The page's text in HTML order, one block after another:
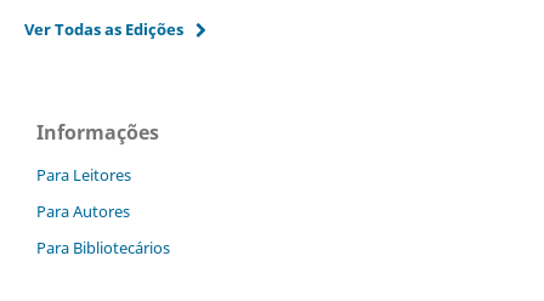
Ver Todas as Edições
Informações
Para Leitores
Para Autores
Para Bibliotecários